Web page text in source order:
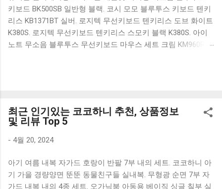
키보드 BK500SB 일반형 블랙. 코시 모모 블루투스 키보드 텐키
리스 KB1371BT 실버. 로지텍 무선키보드 텐키리스 도브 화이트
K380S. 로지텍 무선키보드 텐키리스 스모키 블랙 K380S. 아이
노트 무소음 블루투스 무선키보드 마우스 세트 크림 KM960RB
혜택을 놓치지 마세요. 다양한 할인 혜택과 빠른배송 혜택을 놓
치지 않도록 먼저 확인해보세요. 추가할인 확인하기 상품 하나
를 사더라도 종류도 많고, 가격도 다양해서 결정이 많이 어려우
많을 수 밖에 없습니다. 다양한 상품들을 상세스펙 과 가격 을
꼼꼼히 비교해서 구매하실 수 있도록 순위 추천 해드릴게요. 특
가상품 보러가기 추천상품 Best 유니콘 멀티페어링 스마트폰
최근 인기있는 코코하니 추천, 상품정보
및 리뷰 Top 5
- 4월 20, 2024
아기 여름 내복 자가드 호랑이 반팔 7부 내의 세트. 코코하니 아
기 가을 경량양면 뚠뚠 동물친구들 실내복. 무형광 순면 7부 자
가드 내복 내의 4종 세트. 오가닉붐 아동용 베이직 싱글 칠부 실